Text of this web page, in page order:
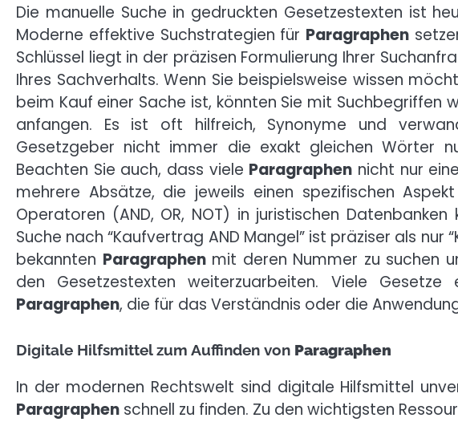
Die manuelle Suche in gedruckten Gesetzestexten ist
Moderne effektive Suchstrategien für Paragraphen
Schlüssel liegt in der präzisen Formulierung Ihrer
Ihres Sachverhalts. Wenn Sie beispielsweise wissen
beim Kauf einer Sache ist, könnten Sie mit Suchbegriffen
anfangen. Es ist oft hilfreich, Synonyme und
Gesetzgeber nicht immer die exakt gleichen Wörter
Beachten Sie auch, dass viele Paragraphen nicht nur
mehrere Absätze, die jeweils einen spezifischen
Operatoren (AND, OR, NOT) in juristischen
Suche nach “Kaufvertrag AND Mangel” ist präziser als nur
bekannten Paragraphenmit deren Nummer zu suchen
den Gesetzestexten weiterzuarbeiten. Viele
Paragraphen, die für das Verständnis oder die
Digitale Hilfsmittel zum Auffinden von Paragraphen
In der modernen Rechtswelt sind digitale Hilfsmittel
Paragraphen schnell zu finden. Zu den wichtigsten